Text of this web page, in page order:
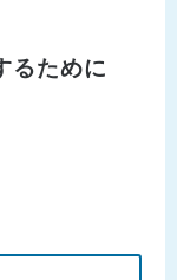
るために